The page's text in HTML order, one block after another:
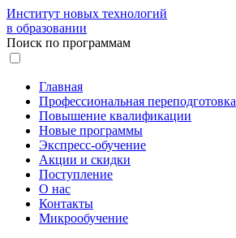
Институт новых технологий
в образовании
Поиск по программам
Главная
Профессиональная переподготовка
Повышение квалификации
Новые программы
Экспресс-обучение
Акции и скидки
Поступление
О нас
Контакты
Микрообучение